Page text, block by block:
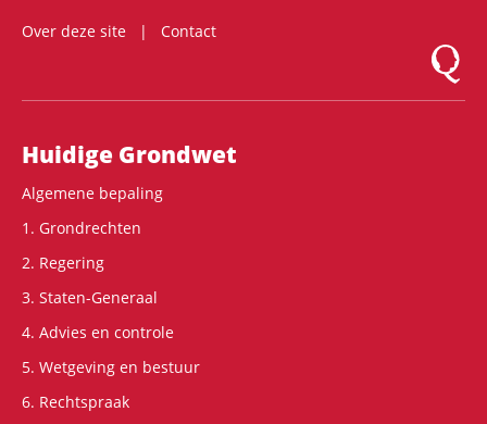
Over deze site
Contact
Logo
Hoofdnavigatie
Huidige Grondwet
Algemene bepaling
1. Grondrechten
2. Regering
3. Staten-Generaal
4. Advies en controle
5. Wetgeving en bestuur
6. Rechtspraak